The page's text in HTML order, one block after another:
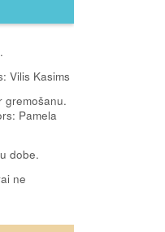
Vilis Kasims
gremošanu.
Pamela
dobe.
ne